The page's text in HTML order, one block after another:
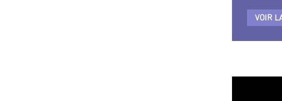
VOIR